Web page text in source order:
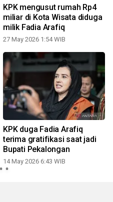
KPK mengusut rumah Rp4
miliar di Kota Wisata diduga
milik Fadia Arafiq
27 May 2026 1:54 WIB
KPK duga Fadia Arafiq
terima gratifikasi saat jadi
Bupati Pekalongan
14 May 2026 6:43 WIB